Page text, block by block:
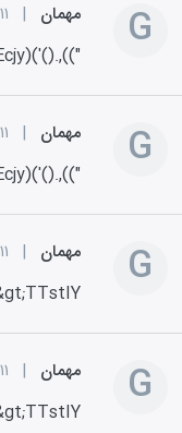
G مهمان | ۱۱ ماه قبل
G مهمان | ۱۱ ماه قبل
G مهمان | ۱۱ ماه قبل
G مهمان | ۱۱ ماه قبل